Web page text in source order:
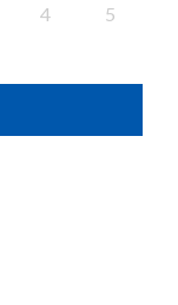
4 5